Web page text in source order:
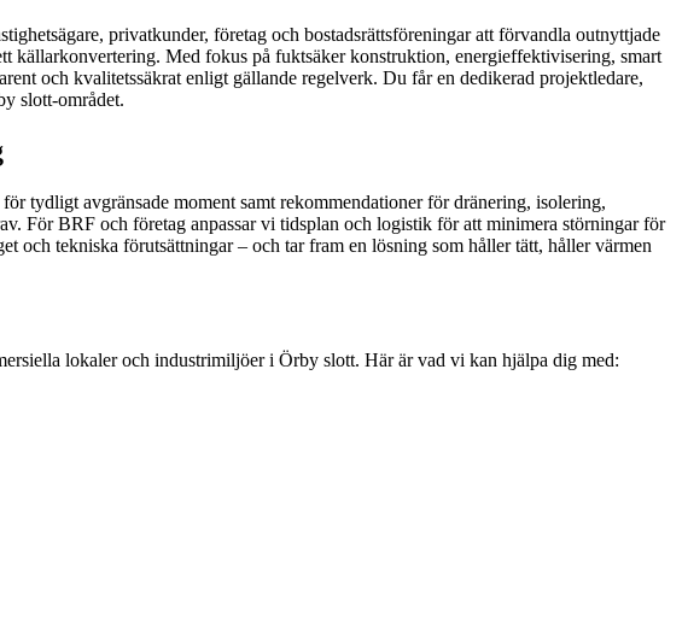
privatkunder, företag och bostadsrättsföreningar att förvandla outnyttjade
källarkonvertering. Med fokus på fuktsäker konstruktion, energieffektivisering, smart
och kvalitetssäkrat enligt gällande regelverk. Du får en dedikerad projektledare,
slott-området.
tydligt avgränsade moment samt rekommendationer för dränering, isolering,
För BRF och företag anpassar vi tidsplan och logistik för att minimera störningar för
och tekniska förutsättningar – och tar fram en lösning som håller tätt, håller värmen
lokaler och industrimiljöer i Örby slott. Här är vad vi kan hjälpa dig med: